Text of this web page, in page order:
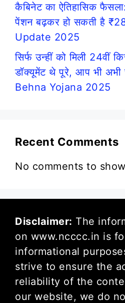
कैबिनेट का ऐतिहासिक
पेंशन बढ़कर हो सकती है
Update 2025
सिर्फ उन्हीं को मिली 24वीं
डॉक्यूमेंट थे पूरे, आप भी
Behna Yojana 2025
Recent Comments
No comments to
Disclaimer: The
on www.ncccc.in is
informational
strive to ensure the
reliability of the
our website, we do